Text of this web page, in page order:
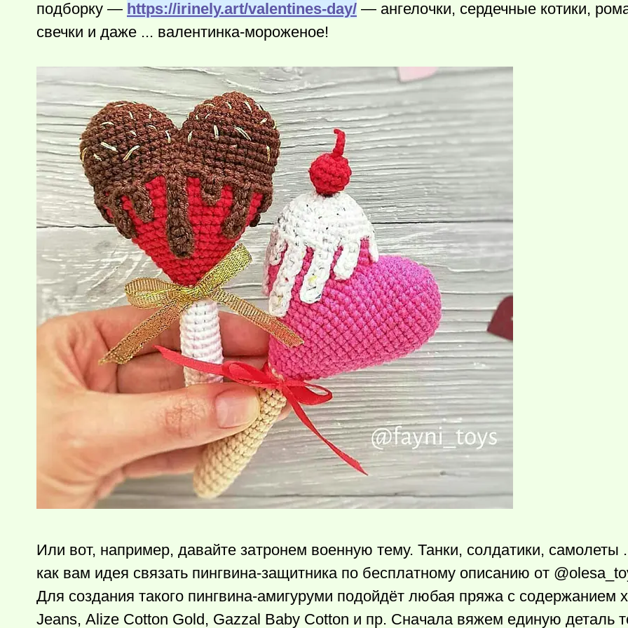
подборку — https://irinely.art/valentines-day/ — ангелочки, сердечные котики,
свечки и даже ... валентинка-мороженое!
Или вот, например, давайте затронем военную тему. Танки, солдатики,
как вам идея связать пингвина-защитника по бесплатному описанию от
Для создания такого пингвина-aмигypyми подойдёт любая пpяжа с содержанием
Јеаns, Αlіzе Cоttоn Gоld, Gazzal Ваbу Cοtton и пр. Сначала вяжем единую деталь